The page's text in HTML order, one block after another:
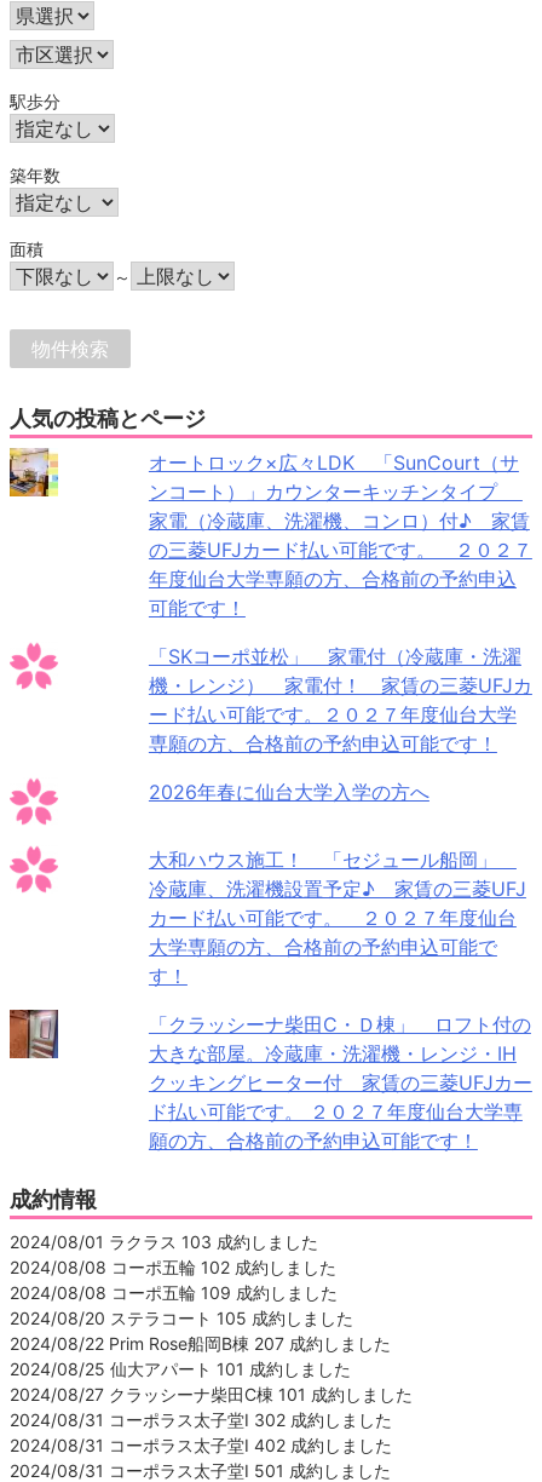
駅歩分
築年数
面積
～
人気の投稿とページ
オートロック×広々LDK 「SunCourt（サ
ンコート）」カウンターキッチンタイプ
家電（冷蔵庫、洗濯機、コンロ）付♪ 家賃
の三菱UFJカード払い可能です。 ２０２７
年度仙台大学専願の方、合格前の予約申込
可能です！
「SKコーポ並松」 家電付（冷蔵庫・洗濯
機・レンジ） 家電付！ 家賃の三菱UFJカ
ード払い可能です。２０２７年度仙台大学
専願の方、合格前の予約申込可能です！
2026年春に仙台大学入学の方へ
大和ハウス施工！ 「セジュール船岡」
冷蔵庫、洗濯機設置予定♪ 家賃の三菱UFJ
カード払い可能です。 ２０２７年度仙台
大学専願の方、合格前の予約申込可能で
す！
「クラッシーナ柴田C・Ｄ棟」 ロフト付の
大きな部屋。冷蔵庫・洗濯機・レンジ・IH
クッキングヒーター付 家賃の三菱UFJカー
ド払い可能です。 ２０２７年度仙台大学専
願の方、合格前の予約申込可能です！
成約情報
2024/08/01 ラクラス 103 成約しました
2024/08/08 コーポ五輪 102 成約しました
2024/08/08 コーポ五輪 109 成約しました
2024/08/20 ステラコート 105 成約しました
2024/08/22 Prim Rose船岡B棟 207 成約しました
2024/08/25 仙大アパート 101 成約しました
2024/08/27 クラッシーナ柴田C棟 101 成約しました
2024/08/31 コーポラス太子堂Ⅰ 302 成約しました
2024/08/31 コーポラス太子堂Ⅰ 402 成約しました
2024/08/31 コーポラス太子堂Ⅰ 501 成約しました